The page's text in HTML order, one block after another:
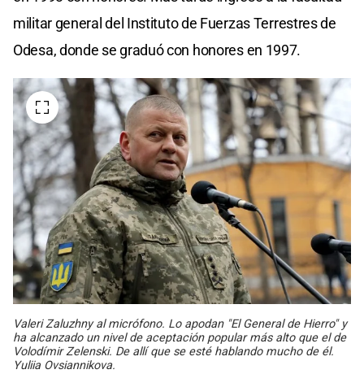
militar general del Instituto de Fuerzas Terrestres de
Odesa, donde se graduó con honores en 1997.
Valeri Zaluzhny al micrófono. Lo apodan "El General de Hierro" y
ha alcanzado un nivel de aceptación popular más alto que el de
Volodímir Zelenski. De allí que se esté hablando mucho de él.
Yuliia Ovsiannikova.